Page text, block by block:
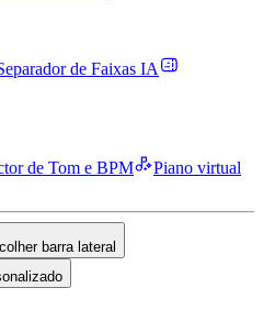
de Faixas IA
de Tom e BPM
Piano virtual
barra lateral